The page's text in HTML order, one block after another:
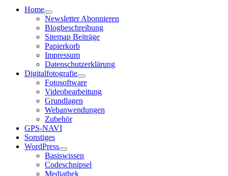
Home
Newsletter Abonnieren
Blogbeschreibung
Sitemap Beiträge
Papierkorb
Impressum
Datenschutzerklärung
Digitalfotografie
Fotosoftware
Videobearbeitung
Grundlagen
Webanwendungen
Zubehör
GPS-NAVI
Sonstiges
WordPress
Basiswissen
Codeschnipsel
Mediathek